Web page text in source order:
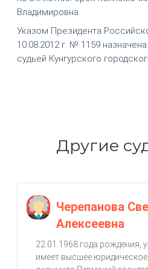
Владимировна.
Указом Президента
10.08.2012 г. № 1159
судьей Кунгурского
Другие
Черепанова
Алексеевна
22.01.1968 года рождения,
имеет высшее